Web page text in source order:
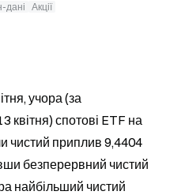
дані Акції
учора (за
квітня) спотові ETF на
чистий приплив 9,4404
безперервний чистий
найбільший чистий